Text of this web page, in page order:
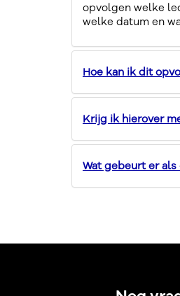
opvolgen welke
welke datum en
Hoe kan ik dit
Krijg ik hierover
Wat gebeurt er